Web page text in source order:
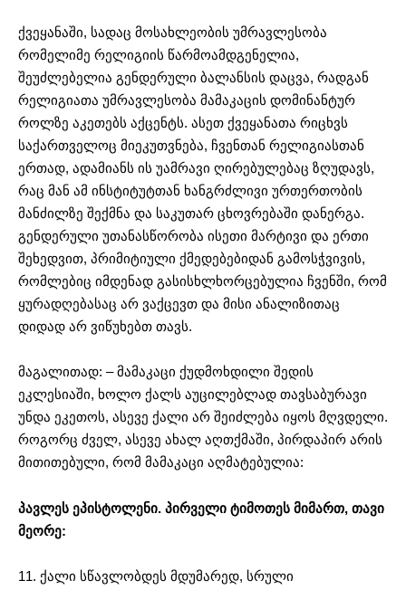
ქვეყანაში, სადაც მოსახლეობის უმრავლესობა
რომელიმე რელიგიის წარმოამდგენელია,
შეუძლებელია გენდერული ბალანსის დაცვა, რადგან
რელიგიათა უმრავლესობა მამაკაცის დომინანტურ
როლზე აკეთებს აქცენტს. ასეთ ქვეყანათა რიცხვს
საქართველოც მიეკუთვნება, ჩვენთან რელიგიასთან
ერთად, ადამიანს ის უამრავი ღირებულებაც ზღუდავს,
რაც მან ამ ინსტიტუტთან ხანგრძლივი ურთერთობის
მანძილზე შექმნა და საკუთარ ცხოვრებაში დანერგა.
გენდერული უთანასწორობა ისეთი მარტივი და ერთი
შეხედვით, პრიმიტიული ქმედებებიდან გამოსჭვივის,
რომლებიც იმდენად გასისხლხორცებულია ჩვენში, რომ
ყურადღებასაც არ ვაქცევთ და მისი ანალიზითაც
დიდად არ ვიწუხებთ თავს.
მაგალითად: – მამაკაცი ქუდმოხდილი შედის
ეკლესიაში, ხოლო ქალს აუცილებლად თავსაბურავი
უნდა ეკეთოს, ასევე ქალი არ შეიძლება იყოს მღვდელი.
როგორც ძველ, ასევე ახალ აღთქმაში, პირდაპირ არის
მითითებული, რომ მამაკაცი აღმატებულია:
პავლეს ეპისტოლენი. პირველი ტიმოთეს მიმართ, თავი
მეორე:
11. ქალი სწავლობდეს მდუმარედ, სრული